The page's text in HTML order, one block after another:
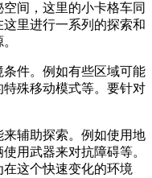
间，这里的小卡格车同
里进行一系列的探索和
件。例如有些区域可能
殊移动模式等。要针对
辅助探索。例如使用地
用武器来对抗障碍等。
这个快速变化的环境